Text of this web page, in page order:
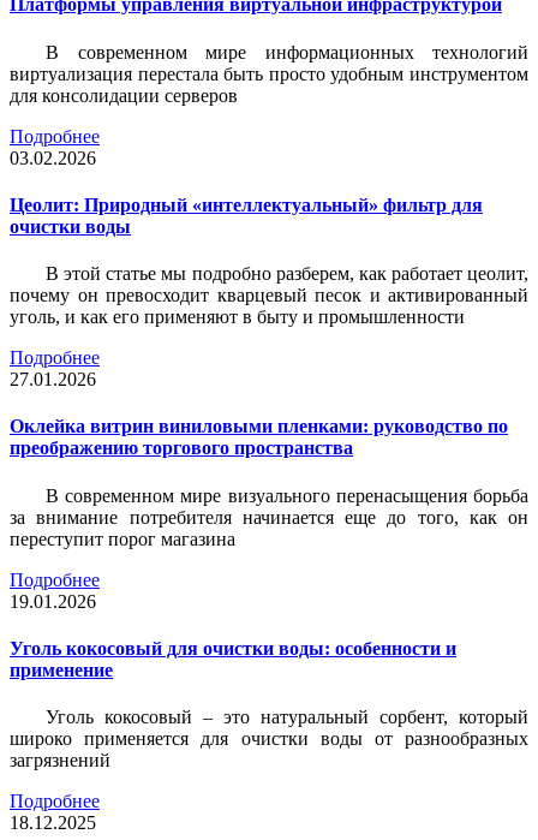
Платформы управления виртуальной инфраструктурой
В современном мире информационных технологий
виртуализация перестала быть просто удобным инструментом
для консолидации серверов
Подробнее
03.02.2026
Цеолит: Природный «интеллектуальный» фильтр для
очистки воды
В этой статье мы подробно разберем, как работает цеолит,
почему он превосходит кварцевый песок и активированный
уголь, и как его применяют в быту и промышленности
Подробнее
27.01.2026
Оклейка витрин виниловыми пленками: руководство по
преображению торгового пространства
В современном мире визуального перенасыщения борьба
за внимание потребителя начинается еще до того, как он
переступит порог магазина
Подробнее
19.01.2026
Уголь кокосовый для очистки воды: особенности и
применение
Уголь кокосовый – это натуральный сорбент, который
широко применяется для очистки воды от разнообразных
загрязнений
Подробнее
18.12.2025